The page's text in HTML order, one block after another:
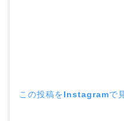
この投稿をInstagramで